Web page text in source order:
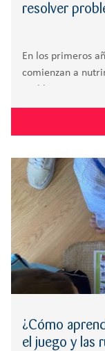
resolver
En los primeros
comienzan a
Colegio Zola Las
¿Cómo
el juego y las